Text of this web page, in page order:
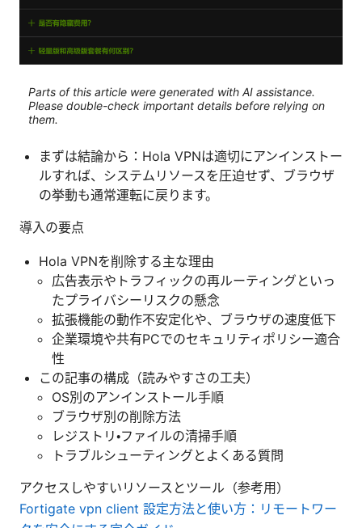
Parts of this article were generated with AI assistance.
Please double-check important details before relying on
them.
まずは結論から：Hola VPNは適切にアンインストー
ルすれば、システムリソースを圧迫せず、ブラウザ
の挙動も通常運転に戻ります。
導入の要点
Hola VPNを削除する主な理由
広告表示やトラフィックの再ルーティングといっ
たプライバシーリスクの懸念
拡張機能の動作不安定化や、ブラウザの速度低下
企業環境や共有PCでのセキュリティポリシー適合
性
この記事の構成（読みやすさの工夫）
OS別のアンインストール手順
ブラウザ別の削除方法
レジストリ・ファイルの清掃手順
トラブルシューティングとよくある質問
アクセスしやすいリソースとツール（参考用）
Fortigate vpn client 設定方法と使い方：リモートワー